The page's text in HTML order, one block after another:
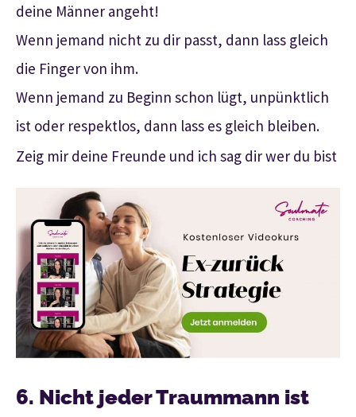
deine Männer angeht!
Wenn jemand nicht zu dir passt, dann lass gleich
die Finger von ihm.
Wenn jemand zu Beginn schon lügt, unpünktlich
ist oder respektlos, dann lass es gleich bleiben.
Zeig mir deine Freunde und ich sag dir wer du bist
6. Nicht jeder Traummann ist